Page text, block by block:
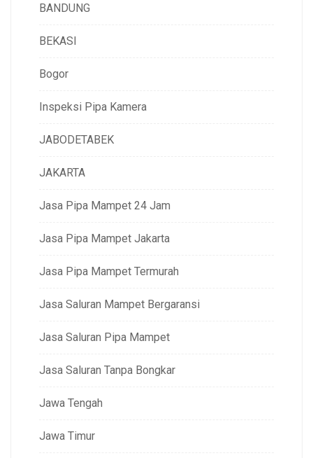
BANDUNG
BEKASI
Bogor
Inspeksi Pipa Kamera
JABODETABEK
JAKARTA
Jasa Pipa Mampet 24 Jam
Jasa Pipa Mampet Jakarta
Jasa Pipa Mampet Termurah
Jasa Saluran Mampet Bergaransi
Jasa Saluran Pipa Mampet
Jasa Saluran Tanpa Bongkar
Jawa Tengah
Jawa Timur